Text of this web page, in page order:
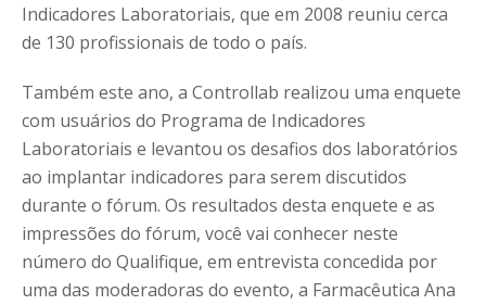
Indicadores Laboratoriais, que em 2008 reuniu cerca
de 130 profissionais de todo o país.
Também este ano, a Controllab realizou uma enquete
com usuários do Programa de Indicadores
Laboratoriais e levantou os desafios dos laboratórios
ao implantar indicadores para serem discutidos
durante o fórum. Os resultados desta enquete e as
impressões do fórum, você vai conhecer neste
número do Qualifique, em entrevista concedida por
uma das moderadoras do evento, a Farmacêutica Ana